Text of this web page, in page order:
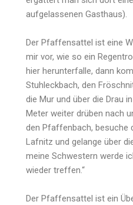
aufgelassenen Gasthaus).
Der Pfaffensattel ist eine
mir vor, wie so ein
hier herunterfalle, dann
Stuhleckbach, den
die Mur und über die Drau
Meter weiter drüben nach
den Pfaffenbach, besuche
Lafnitz und gelange über
meine Schwestern werde
wieder treffen.“
Der Pfaffensattel ist ein